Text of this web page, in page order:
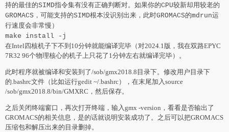
持的最佳的SIMD指令集有没有正确判断对。如果你的CPU较新却用较老的
GROMACS，可能支持的SIMD根本没识别出来，此时GROMACS的mdrun运
行速度会非常慢）
make install -j
在Intel四核机子下不到10分钟就能编译完毕（对2024.1版，我在双路EPYC
7R32 96个物理核心的机子上只花了1分钟左右就编译完毕）。
此时程序就被编译和安装到了/sob/gmx2018.8目录下。修改用户目录下
的.bashrc文件（比如运行gedit ~/.bashrc），在末尾加入source
/sob/gmx2018.8/bin/GMXRC，然后保存。
之后关闭终端窗口，再次打开终端，输入gmx -version，看看是否输出了
GROMACS的相关信息，是的话就说明安装成功了。之后可以把GROMACS
压缩包和解压出来的目录删掉。